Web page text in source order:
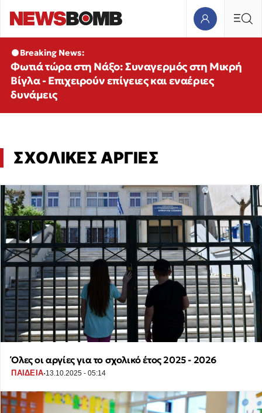
Breaking News:
Φωτιά τώρα στη Νάξο: Συναγερμός στη Μικρή
Βίγλα - Επιχειρούν επίγειες και εναέριες
δυνάμεις
ΣΧΟΛΙΚΕΣ ΑΡΓΙΕΣ
Όλες οι αργίες για το σχολικό έτος 2025 - 2026
ΠΑΙΔΕΙΑ·13.10.2025 - 05:14